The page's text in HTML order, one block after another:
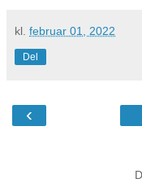
kl. februar 01, 2022
Del
‹